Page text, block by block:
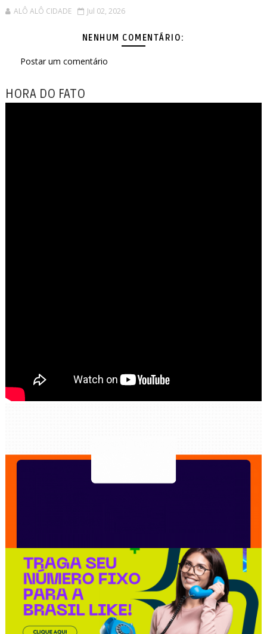
ALÔ ALÔ CIDADE Jul 02, 2026
NENHUM COMENTÁRIO:
Postar um comentário
HORA DO FATO